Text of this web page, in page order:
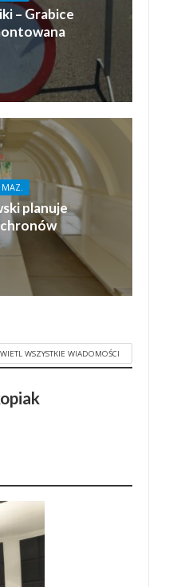
– Grabice
MAZ.
planuje
WSZYSTKIE WIADOMOŚCI